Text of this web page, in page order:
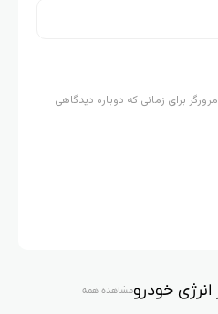
برای زمانی که دوباره دیدگاهی
خودرومشاهده همه